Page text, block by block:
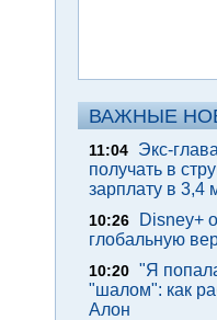
ВАЖНЫЕ
11:04
Экс-
получать в
зарплату в 3,4
10:26
Disney+
глобальную
10:20 "Я
"шалом": как
Алон